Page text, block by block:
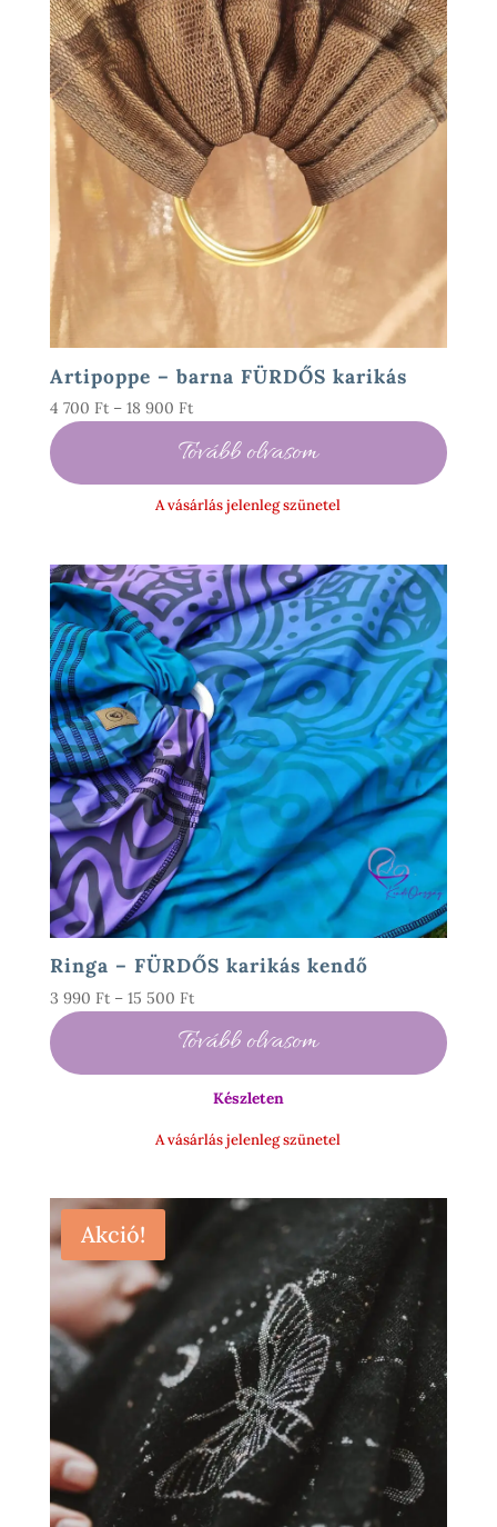
Artipoppe – barna FÜRDŐS karikás
4 700 Ft – 18 900 FtÁrtartomány:
700 Ft
-
18
Tovább olvasom
A vásárlás jelenleg szünetel
Ringa – FÜRDŐS karikás kendő
3 990 Ft – 15 500 FtÁrtartomány:
990 Ft
-
Tovább olvasom
Készleten
A vásárlás jelenleg szünetel
Akció!